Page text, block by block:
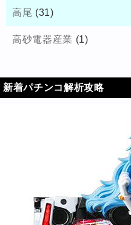
高尾 (31)
高砂電器産業 (1)
新着パチンコ解析攻略